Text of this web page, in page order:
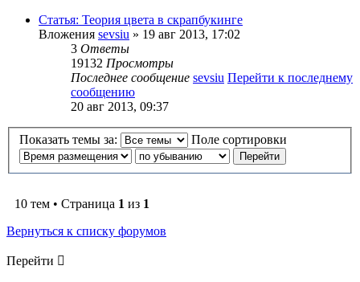
Статья: Теория цвета в скрапбукинге
Вложения sevsiu » 19 авг 2013, 17:02
3 Ответы
19132 Просмотры
Последнее сообщение sevsiu Перейти к последнему
сообщению
20 авг 2013, 09:37
Показать темы за: Поле сортировки
10 тем • Страница 1 из 1
Вернуться к списку форумов
Перейти